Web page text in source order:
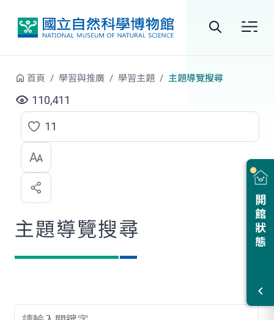
站
尋
開館狀態
首頁 學習與推廣 學習主題 主題導覽搜尋
110,411
點
選
喜
歡
11
主題導覽搜尋
查詢關鍵字